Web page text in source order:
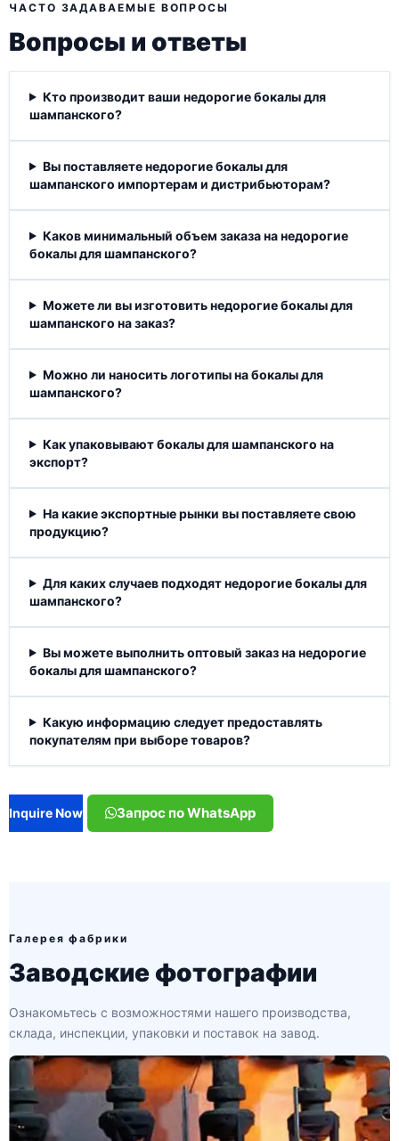
ЧАСТО ЗАДАВАЕМЫЕ ВОПРОСЫ
Вопросы и ответы
Кто производит ваши недорогие бокалы для
шампанского?
Вы поставляете недорогие бокалы для
шампанского импортерам и дистрибьюторам?
Каков минимальный объем заказа на недорогие
бокалы для шампанского?
Можете ли вы изготовить недорогие бокалы для
шампанского на заказ?
Можно ли наносить логотипы на бокалы для
шампанского?
Как упаковывают бокалы для шампанского на
экспорт?
На какие экспортные рынки вы поставляете свою
продукцию?
Для каких случаев подходят недорогие бокалы для
шампанского?
Вы можете выполнить оптовый заказ на недорогие
бокалы для шампанского?
Какую информацию следует предоставлять
покупателям при выборе товаров?
Inquire Now Запрос по WhatsApp
Галерея фабрики
Заводские фотографии
Ознакомьтесь с возможностями нашего производства,
склада, инспекции, упаковки и поставок на завод.